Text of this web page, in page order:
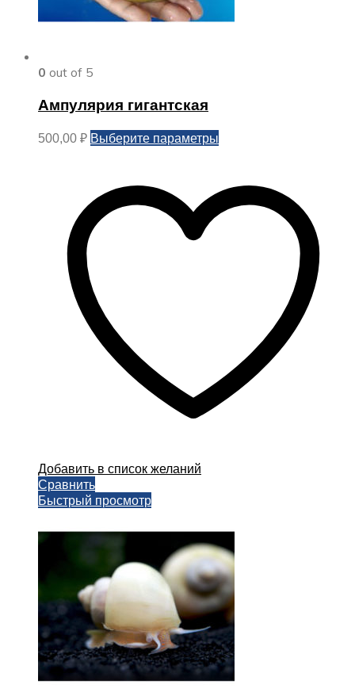
0 out of 5
Ампулярия гигантская
500,00 ₽ Выберите параметры
несколько
Опции
Добавить в список желаний
Сравнить
Быстрый просмотр